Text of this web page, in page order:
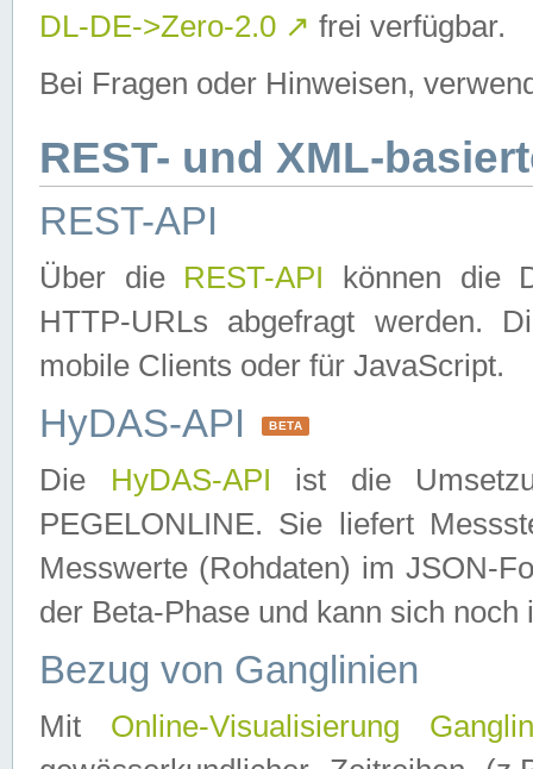
DL-DE->Zero-2.0 ↗ frei verfügbar.
Bei Fragen oder Hinweisen,
REST- und XML-
REST-API
Über die REST-API können die
HTTP-URLs abgefragt werden.
mobile Clients oder für JavaScript.
HyDAS-API BETA
Die HyDAS-API ist die
PEGELONLINE. Sie liefert
Messwerte (Rohdaten) im JSON-
der Beta-Phase und kann sich noch
Bezug von Ganglinien
Mit Online-Visualisierung